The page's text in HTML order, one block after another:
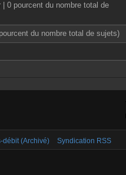
0 pourcent du nombre total de
du nombre total de sujets)
débit (Archivé) Syndication RSS